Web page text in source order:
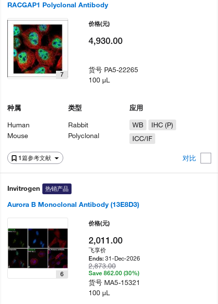
RACGAP1 Polyclonal Antibody
1篇参考文献 对比
7
种属
Human
Mouse
类型
Rabbit
Polyclonal
应用
WB
IHC (P)
ICC/IF
价格(元)
4,930.00
货号 PA5-22265
100 µL
Invitrogen 热销产品
Aurora B Monoclonal Antibody (13E8D3)
6
价格(元)
2,011.00
飞享价
Ends:31-Dec-2026
2,873.00
Save 862.00 (30%)
货号 MA5-15321
100 µL